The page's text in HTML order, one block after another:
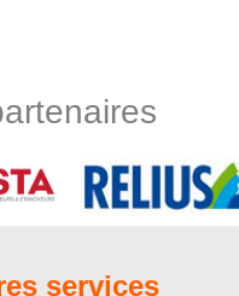
couvreur qui peut se
préserver contre les
une réparation minime ou une
services